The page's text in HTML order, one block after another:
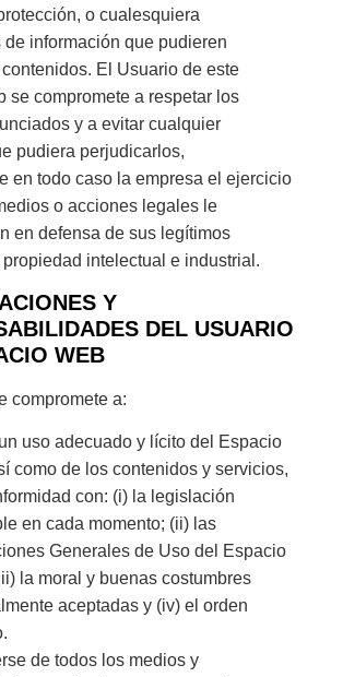
o cualesquiera
de información que pudieren
El Usuario de este
se compromete a respetar los
y a evitar cualquier
pudiera perjudicarlos,
en todo caso la empresa el ejercicio
o acciones legales le
en defensa de sus legítimos
intelectual e industrial.
Y
DEL USUARIO
WEB
compromete a:
uso adecuado y lícito del Espacio
como de los contenidos y servicios,
con: (i) la legislación
en cada momento; (ii) las
Generales de Uso del Espacio
la moral y buenas costumbres
aceptadas y (iv) el orden
de todos los medios y